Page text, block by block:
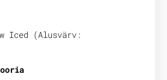
Iced (Alusvärv: